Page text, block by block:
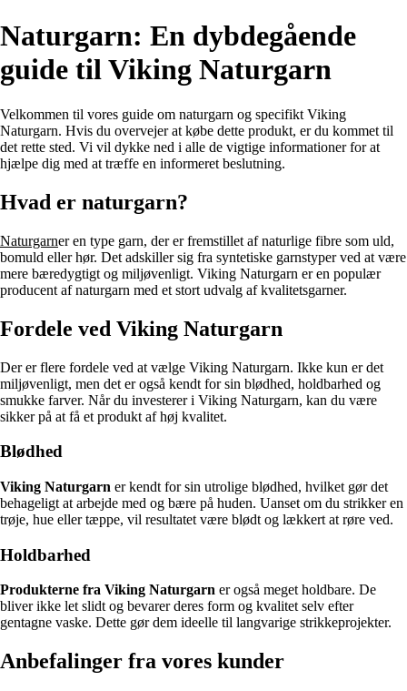
Naturgarn: En dybdegående
guide til Viking Naturgarn
Velkommen til vores guide om naturgarn og specifikt Viking
Naturgarn. Hvis du overvejer at købe dette produkt, er du kommet til
det rette sted. Vi vil dykke ned i alle de vigtige informationer for at
hjælpe dig med at træffe en informeret beslutning.
Hvad er naturgarn?
Naturgarner en type garn, der er fremstillet af naturlige fibre som uld,
bomuld eller hør. Det adskiller sig fra syntetiske garnstyper ved at være
mere bæredygtigt og miljøvenligt. Viking Naturgarn er en populær
producent af naturgarn med et stort udvalg af kvalitetsgarner.
Fordele ved Viking Naturgarn
Der er flere fordele ved at vælge Viking Naturgarn. Ikke kun er det
miljøvenligt, men det er også kendt for sin blødhed, holdbarhed og
smukke farver. Når du investerer i Viking Naturgarn, kan du være
sikker på at få et produkt af høj kvalitet.
Blødhed
Viking Naturgarn er kendt for sin utrolige blødhed, hvilket gør det
behageligt at arbejde med og bære på huden. Uanset om du strikker en
trøje, hue eller tæppe, vil resultatet være blødt og lækkert at røre ved.
Holdbarhed
Produkterne fra Viking Naturgarn er også meget holdbare. De
bliver ikke let slidt og bevarer deres form og kvalitet selv efter
gentagne vaske. Dette gør dem ideelle til langvarige strikkeprojekter.
Anbefalinger fra vores kunder